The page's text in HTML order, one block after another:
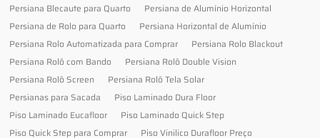
Persiana Blecaute para Quarto
Persiana de Alumínio Horizontal
Persiana de Rolo para Quarto
Persiana Horizontal de Alumínio
Persiana Rolo Automatizada para Comprar
Persiana Rolo Blackout
Persiana Rolô com Bando
Persiana Rolô Double Vision
Persiana Rolô Screen
Persiana Rolô Tela Solar
Persianas para Sacada
Piso Laminado Dura Floor
Piso Laminado Eucafloor
Piso Laminado Quick Step
Piso Quick Step para Comprar
Piso Vinilico Durafloor Preço